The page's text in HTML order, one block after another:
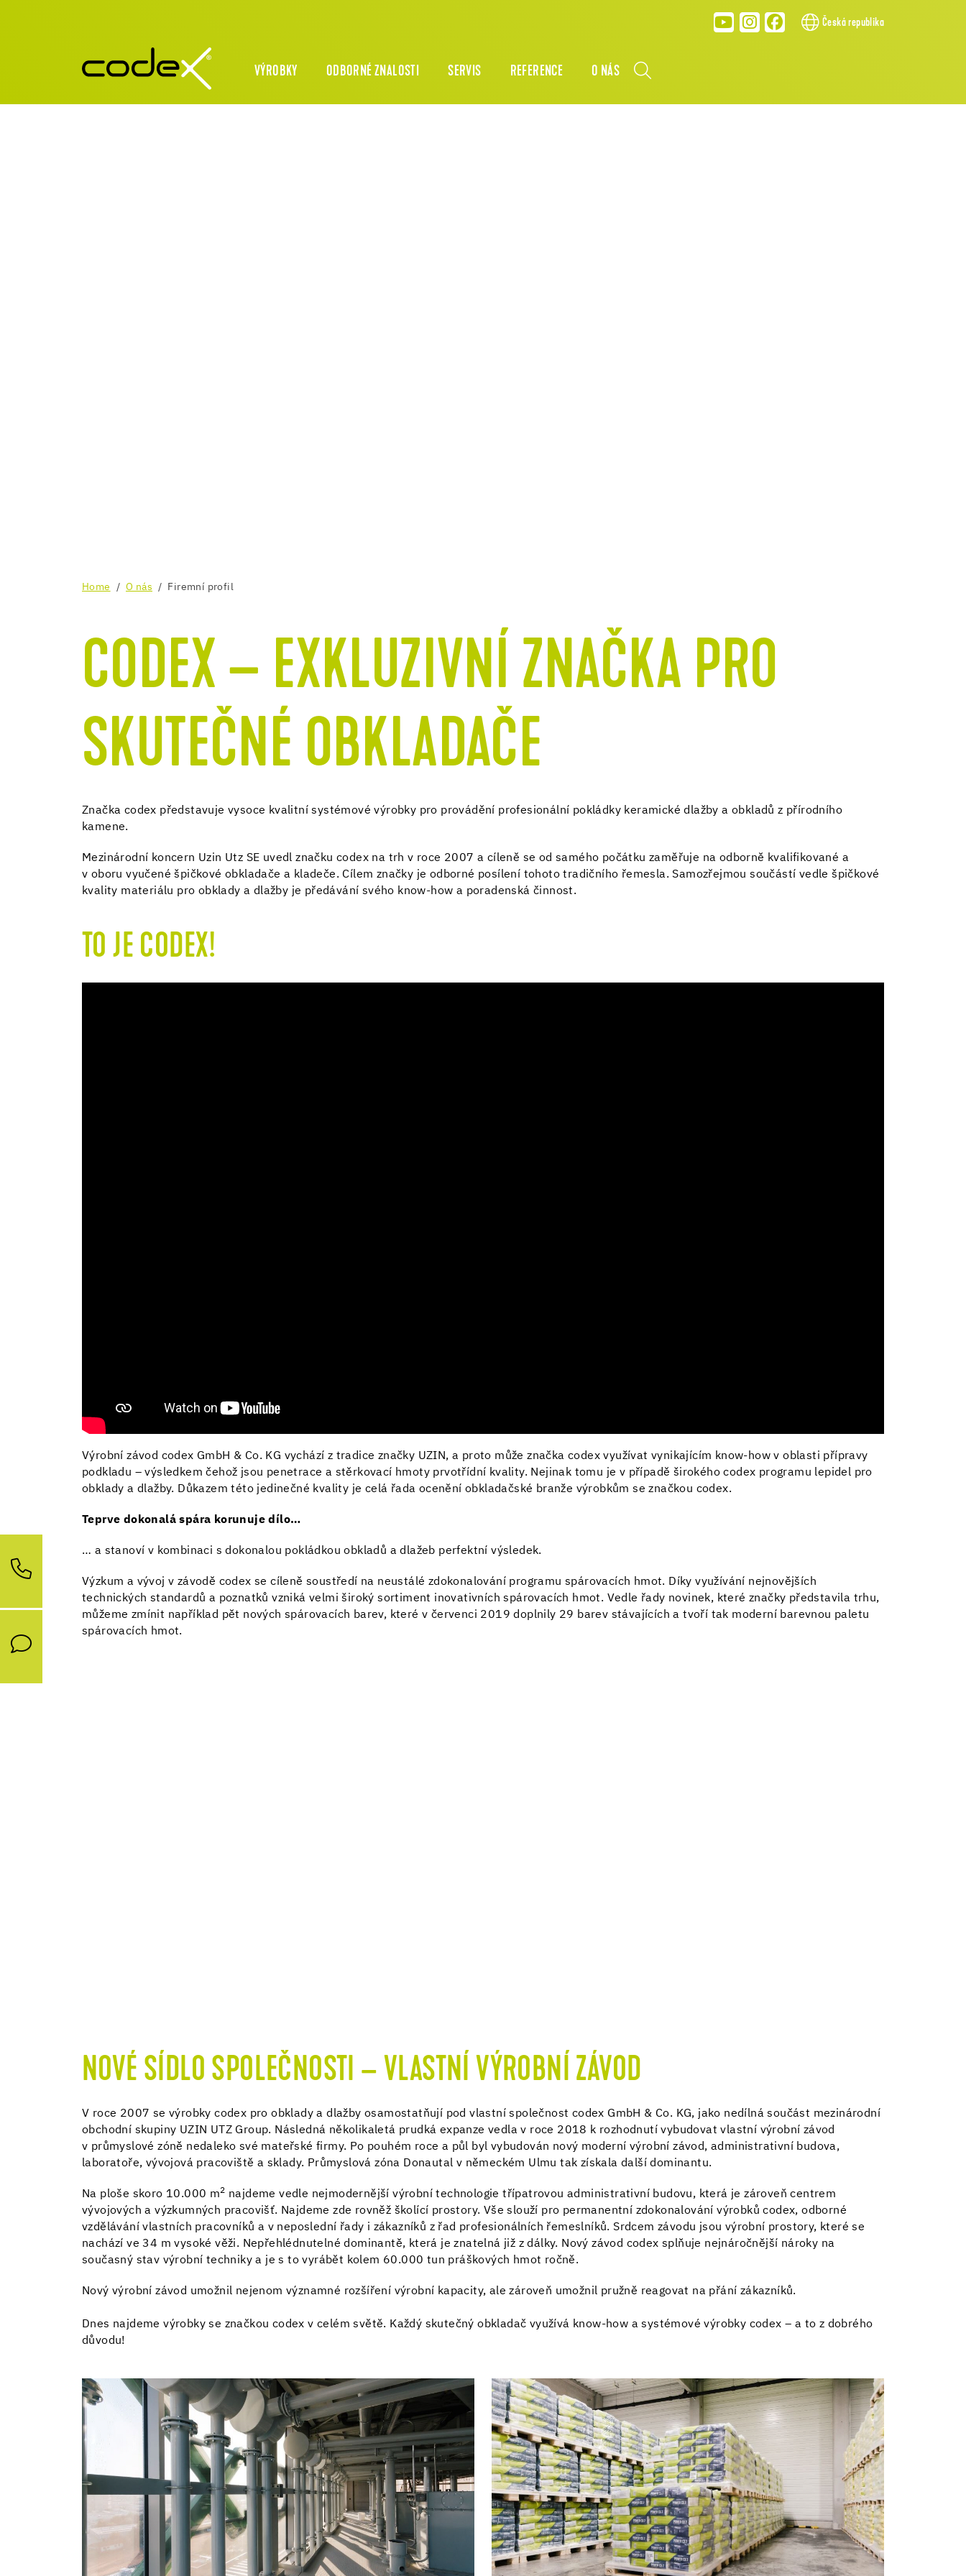
Česká republika
VÝROBKY ODBORNÉ ZNALOSTI SERVIS REFERENCE O NÁS
Home O nás Firemní profil
CODEX – EXKLUZIVNÍ ZNAČKA PRO
SKUTEČNÉ OBKLADAČE
Značka codex představuje vysoce kvalitní systémové výrobky pro provádění profesionální pokládky keramické dlažby a obkladů z přírodního
kamene.
Mezinárodní koncern Uzin Utz SE uvedl značku codex na trh v roce 2007 a cíleně se od samého počátku zaměřuje na odborně kvalifikované a
v oboru vyučené špičkové obkladače a kladeče. Cílem značky je odborné posílení tohoto tradičního řemesla. Samozřejmou součástí vedle špičkové
kvality materiálu pro obklady a dlažby je předávání svého know-how a poradenská činnost.
TO JE CODEX!
Výrobní závod codex GmbH & Co. KG vychází z tradice značky UZIN, a proto může značka codex využívat vynikajícím know-how v oblasti přípravy
podkladu – výsledkem čehož jsou penetrace a stěrkovací hmoty prvotřídní kvality. Nejinak tomu je v případě širokého codex programu lepidel pro
obklady a dlažby. Důkazem této jedinečné kvality je celá řada ocenění obkladačské branže výrobkům se značkou codex.
Teprve dokonalá spára korunuje dílo…
… a stanoví v kombinaci s dokonalou pokládkou obkladů a dlažeb perfektní výsledek.
Výzkum a vývoj v závodě codex se cíleně soustředí na neustálé zdokonalování programu spárovacích hmot. Díky využívání nejnovějších
technických standardů a poznatků vzniká velmi široký sortiment inovativních spárovacích hmot. Vedle řady novinek, které značky představila trhu,
můžeme zmínit například pět nových spárovacích barev, které v červenci 2019 doplnily 29 barev stávajících a tvoří tak moderní barevnou paletu
spárovacích hmot.
NOVÉ SÍDLO SPOLEČNOSTI – VLASTNÍ VÝROBNÍ ZÁVOD
V roce 2007 se výrobky codex pro obklady a dlažby osamostatňují pod vlastní společnost codex GmbH & Co. KG, jako nedílná součást mezinárodní
obchodní skupiny UZIN UTZ Group. Následná několikaletá prudká expanze vedla v roce 2018 k rozhodnutí vybudovat vlastní výrobní závod
v průmyslové zóně nedaleko své mateřské firmy. Po pouhém roce a půl byl vybudován nový moderní výrobní závod, administrativní budova,
laboratoře, vývojová pracoviště a sklady. Průmyslová zóna Donautal v německém Ulmu tak získala další dominantu.
Na ploše skoro 10.000 m2 najdeme vedle nejmodernější výrobní technologie třípatrovou administrativní budovu, která je zároveň centrem
vývojových a výzkumných pracovišť. Najdeme zde rovněž školící prostory. Vše slouží pro permanentní zdokonalování výrobků codex, odborné
vzdělávání vlastních pracovníků a v neposlední řady i zákazníků z řad profesionálních řemeslníků. Srdcem závodu jsou výrobní prostory, které se
nachází ve 34 m vysoké věži. Nepřehlédnutelné dominantě, která je znatelná již z dálky. Nový závod codex splňuje nejnáročnější nároky na
současný stav výrobní techniky a je s to vyrábět kolem 60.000 tun práškových hmot ročně.
Nový výrobní závod umožnil nejenom významné rozšíření výrobní kapacity, ale zároveň umožnil pružně reagovat na přání zákazníků.
Dnes najdeme výrobky se značkou codex v celém světě. Každý skutečný obkladač využívá know-how a systémové výrobky codex – a to z dobrého
důvodu!